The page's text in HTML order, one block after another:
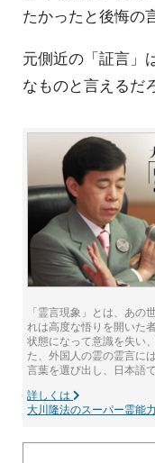
たかったと後悔の
元側近の「証言」
なものと言えるだ
「霊言現象」とは、あの
れは高度な悟りを開いた
状態になって意識を失い
た、外国人の霊の霊言に
言葉を選び出し、日本語
詳しくは
大川隆法のスーパー霊能